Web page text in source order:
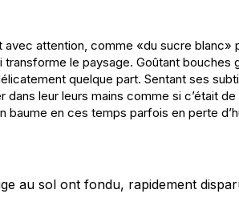
avec attention, comme «du sucre blanc»
le paysage. Goûtant bouches
quelque part. Sentant ses
leur leurs mains comme si c’était de
en ces temps parfois en perte
au sol ont fondu, rapidement